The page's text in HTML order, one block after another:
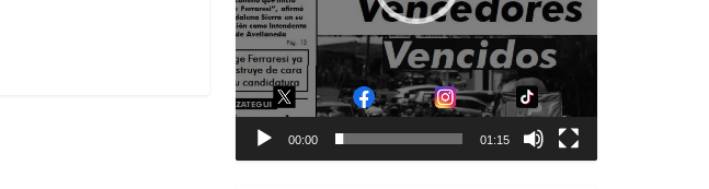
00:00 01:15